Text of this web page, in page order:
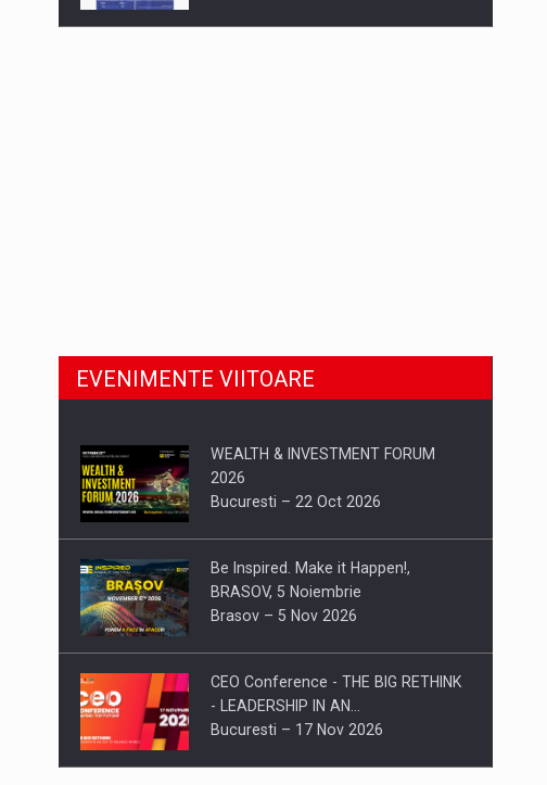
EVENIMENTE VIITOARE
WEALTH & INVESTMENT FORUM
2026
Bucuresti – 22 Oct 2026
Be Inspired. Make it Happen!,
BRASOV, 5 Noiembrie
Brasov – 5 Nov 2026
CEO Conference - THE BIG RETHINK
- LEADERSHIP IN AN…
Bucuresti – 17 Nov 2026